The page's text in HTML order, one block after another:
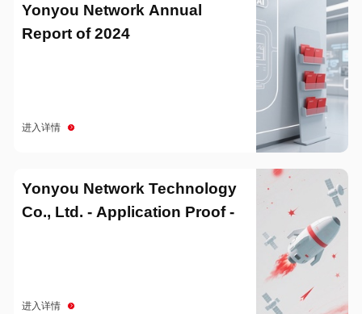
Yonyou Network Annual
Report of 2024
进入详情
Yonyou Network Technology
Co., Ltd. - Application Proof -
进入详情